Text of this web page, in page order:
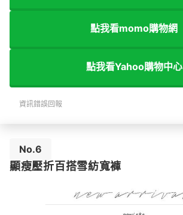
點我看momo購物網
點我看Yahoo購物中心
資訊錯誤回報
No.6
顯瘦壓折百搭雪紡寬褲